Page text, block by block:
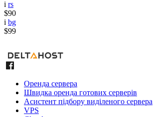
i rs
$90
i bg
$99
Оренда сервера
Швидка оренда готових серверів
Асистент підбору виділеного сервера
VPS